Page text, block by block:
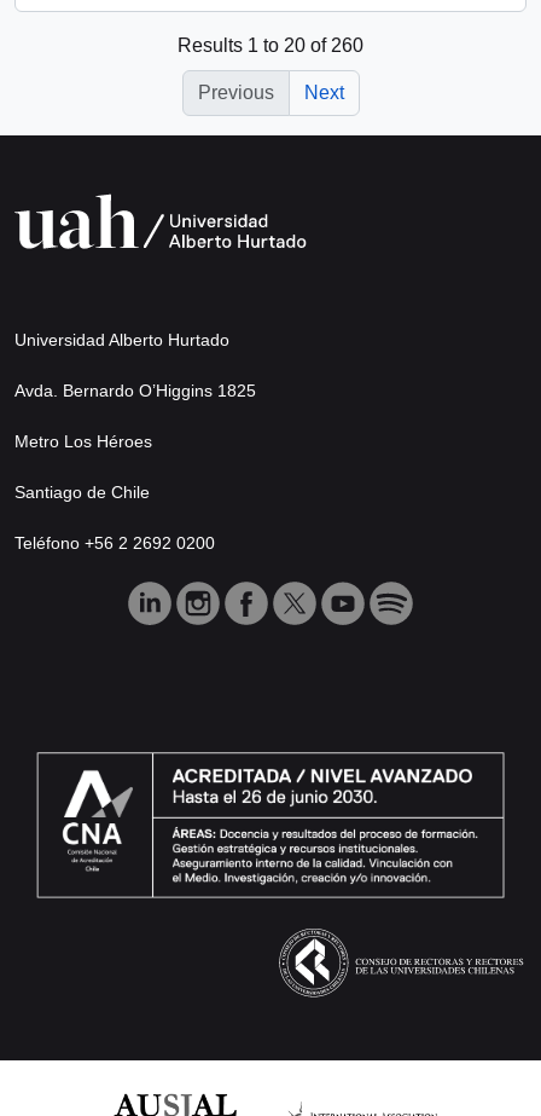
Results 1 to 20 of 260
Previous Next
Universidad Alberto Hurtado
Avda. Bernardo O’Higgins 1825
Metro Los Héroes
Santiago de Chile
Teléfono +56 2 2692 0200